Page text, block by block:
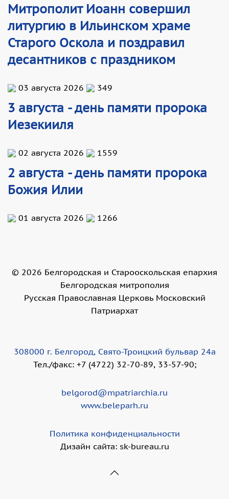
Митрополит Иоанн совершил
литургию в Ильинском храме
Старого Оскола и поздравил
десантников с праздником
03 августа 2026 349
3 августа - день памяти пророка
Иезекииля
02 августа 2026 1559
2 августа - день памяти пророка
Божия Илии
01 августа 2026 1266
© 2026 Белгородская и Старооскольская епархия
Белгородская митрополия
Русская Православная Церковь Московский
Патриархат
308000 г. Белгород, Свято-Троицкий бульвар 24а
Тел./факс: +7 (4722) 32-70-89, 33-57-90;
belgorod@mpatriarchia.ru
www.beleparh.ru
Политика конфиденциальности
Дизайн сайта: sk-bureau.ru